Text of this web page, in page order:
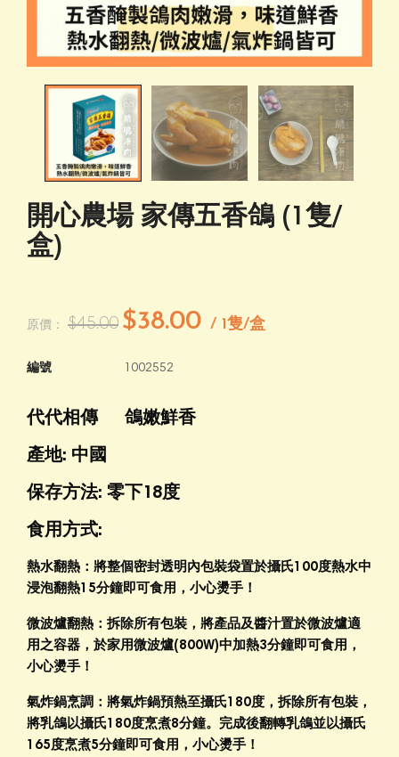
開心農場 家傳五香鴿 (1隻/
盒)
原價： $45.00 $38.00 / 1隻/盒
編號 1002552
代代相傳 鴿嫩鮮香
產地: 中國
保存方法: 零下18度
食用方式:
熱水翻熱：將整個密封透明內包裝袋置於攝氏100度熱水中
浸泡翻熱15分鐘即可食用，小心燙手！
微波爐翻熱：拆除所有包裝，將產品及醬汁置於微波爐適
用之容器，於家用微波爐(800W)中加熱3分鐘即可食用，
小心燙手！
氣炸鍋烹調：將氣炸鍋預熱至攝氏180度，拆除所有包裝，
將乳鴿以攝氏180度烹煮8分鐘。完成後翻轉乳鴿並以攝氏
165度烹煮5分鐘即可食用，小心燙手！